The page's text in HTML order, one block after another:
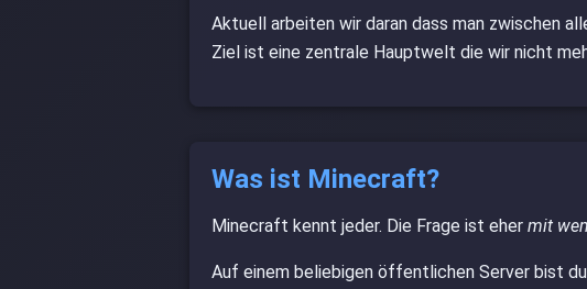
Aktuell arbeiten wir daran dass man zwischen
Ziel ist eine zentrale Hauptwelt die wir nicht
Was ist Minecraft?
Minecraft kennt jeder. Die Frage ist eher mit
Auf einem beliebigen öffentlichen Server bist